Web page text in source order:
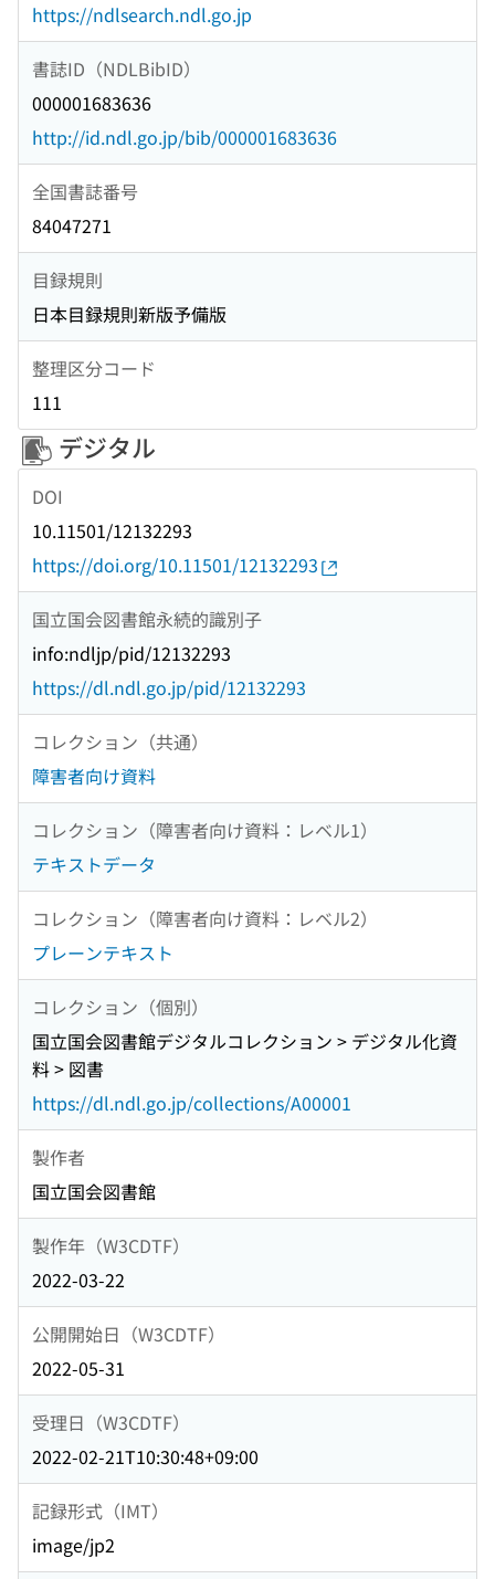
https://ndlsearch.ndl.go.jp
書誌ID（NDLBibID）
000001683636
http://id.ndl.go.jp/bib/000001683636
全国書誌番号
84047271
目録規則
日本目録規則新版予備版
整理区分コード
111
デジタル
DOI
10.11501/12132293
https://doi.org/10.11501/12132293
国立国会図書館永続的識別子
info:ndljp/pid/12132293
https://dl.ndl.go.jp/pid/12132293
コレクション（共通）
障害者向け資料
コレクション（障害者向け資料：レベル1）
テキストデータ
コレクション（障害者向け資料：レベル2）
プレーンテキスト
コレクション（個別）
国立国会図書館デジタルコレクション > デジタル化資
料 > 図書
https://dl.ndl.go.jp/collections/A00001
製作者
国立国会図書館
製作年（W3CDTF）
2022-03-22
公開開始日（W3CDTF）
2022-05-31
受理日（W3CDTF）
2022-02-21T10:30:48+09:00
記録形式（IMT）
image/jp2